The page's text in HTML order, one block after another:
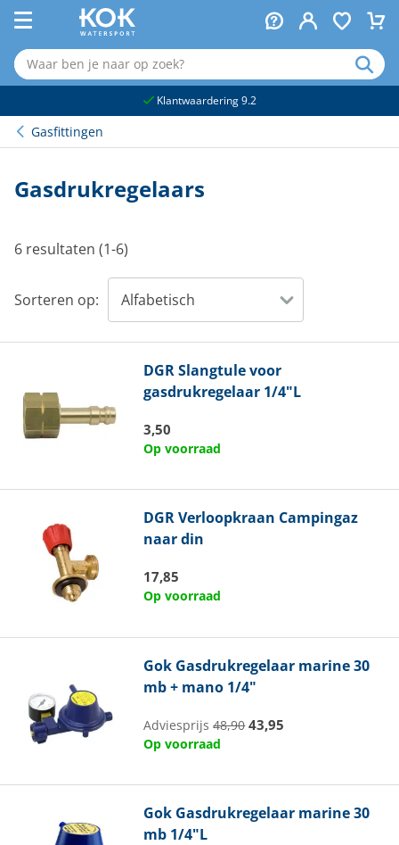
Klantwaardering 9.2
Gasfittingen
Gasdrukregelaars
6 resultaten (1-6)
Sorteren op:
DGRSlangtule voor
gasdrukregelaar 1/4"L
3,50
Op voorraad
DGRVerloopkraan Campingaz
naar din
17,85
Op voorraad
Gok Gasdrukregelaar marine 30
mb + mano 1/4"
Adviesprijs48,90 43,95
Op voorraad
Gok Gasdrukregelaar marine 30
mb 1/4"L